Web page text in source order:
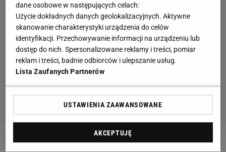
Zobacz wideoKamil Stoch wymownie skomentował
dane osobowe w następujących celach:
Użycie dokładnych danych geolokalizacyjnych. Aktywne
skanowanie charakterystyki urządzenia do celów
identyfikacji. Przechowywanie informacji na urządzeniu lub
dostęp do nich. Spersonalizowane reklamy i treści, pomiar
reklam i treści, badnie odbiorców i ulepszanie usług.
Lista Zaufanych Partnerów
USTAWIENIA ZAAWANSOWANE
AKCEPTUJĘ